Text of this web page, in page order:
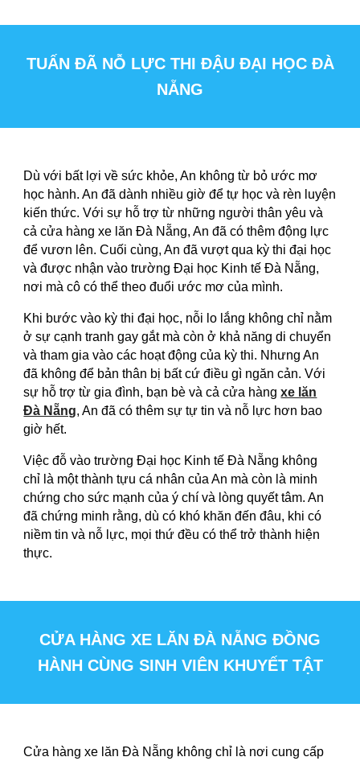
TUẤN ĐÃ NỖ LỰC THI ĐẬU ĐẠI HỌC ĐÀ
NẴNG
Dù với bất lợi về sức khỏe, An không từ bỏ ước mơ
học hành. An đã dành nhiều giờ để tự học và rèn luyện
kiến thức. Với sự hỗ trợ từ những người thân yêu và
cả cửa hàng xe lăn Đà Nẵng, An đã có thêm động lực
để vươn lên. Cuối cùng, An đã vượt qua kỳ thi đại học
và được nhận vào trường Đại học Kinh tế Đà Nẵng,
nơi mà cô có thể theo đuổi ước mơ của mình.
Khi bước vào kỳ thi đại học, nỗi lo lắng không chỉ nằm
ở sự cạnh tranh gay gắt mà còn ở khả năng di chuyển
và tham gia vào các hoạt động của kỳ thi. Nhưng An
đã không để bản thân bị bất cứ điều gì ngăn cản. Với
sự hỗ trợ từ gia đình, bạn bè và cả cửa hàngxe lăn
Đà Nẵng, An đã có thêm sự tự tin và nỗ lực hơn bao
giờ hết.
Việc đỗ vào trường Đại học Kinh tế Đà Nẵng không
chỉ là một thành tựu cá nhân của An mà còn là minh
chứng cho sức mạnh của ý chí và lòng quyết tâm. An
đã chứng minh rằng, dù có khó khăn đến đâu, khi có
niềm tin và nỗ lực, mọi thứ đều có thể trở thành hiện
thực.
CỬA HÀNG XE LĂN ĐÀ NẴNG ĐỒNG
HÀNH CÙNG SINH VIÊN KHUYẾT TẬT
Cửa hàng xe lăn Đà Nẵng không chỉ là nơi cung cấp